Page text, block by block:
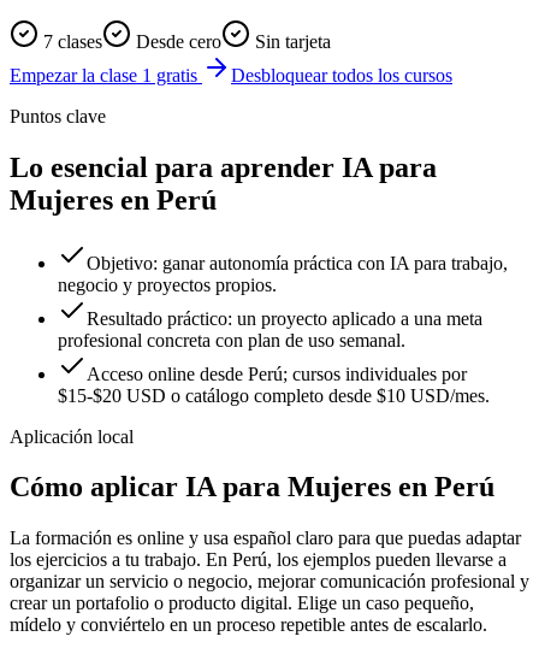
7 clases Desde cero
Sin tarjeta
Empezar la clase 1 gratis
Desbloquear todos los cursos
Puntos clave
Lo esencial para aprender IA para
Mujeres en Perú
Objetivo: ganar autonomía práctica con IA para trabajo,
negocio y proyectos propios.
Resultado práctico: un proyecto aplicado a una meta
profesional concreta con plan de uso semanal.
Acceso online desde Perú; cursos individuales por
$15-$20 USD o catálogo completo desde $10 USD/mes.
Aplicación local
Cómo aplicar IA para Mujeres en Perú
La formación es online y usa español claro para que puedas adaptar
los ejercicios a tu trabajo. En Perú, los ejemplos pueden llevarse a
organizar un servicio o negocio, mejorar comunicación profesional y
crear un portafolio o producto digital. Elige un caso pequeño,
mídelo y conviértelo en un proceso repetible antes de escalarlo.